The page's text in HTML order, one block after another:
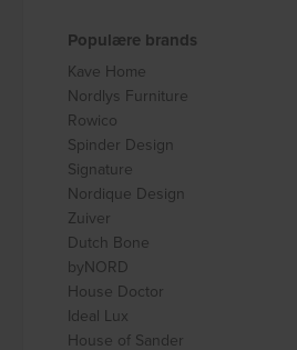
Populære brands
Kave Home
Nordlys Furniture
Rowico
Spinder Design
Signature
Nordique Design
Zuiver
Dutch Bone
byNORD
House Doctor
Ideal Lux
House of Sander